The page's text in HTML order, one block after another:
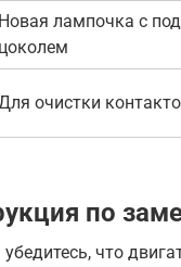
Новая лампочка с
цоколем
очистки
по
что